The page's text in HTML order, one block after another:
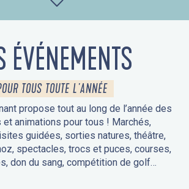
Ajouter aux
ÉVÉNEMENTS
TOUS TOUTE L'ANNÉE
propose tout au long de l’année des
animations pour tous ! Marchés,
guidées, sorties natures, théâtre,
spectacles, trocs et puces, courses,
don du sang, compétition de golf…